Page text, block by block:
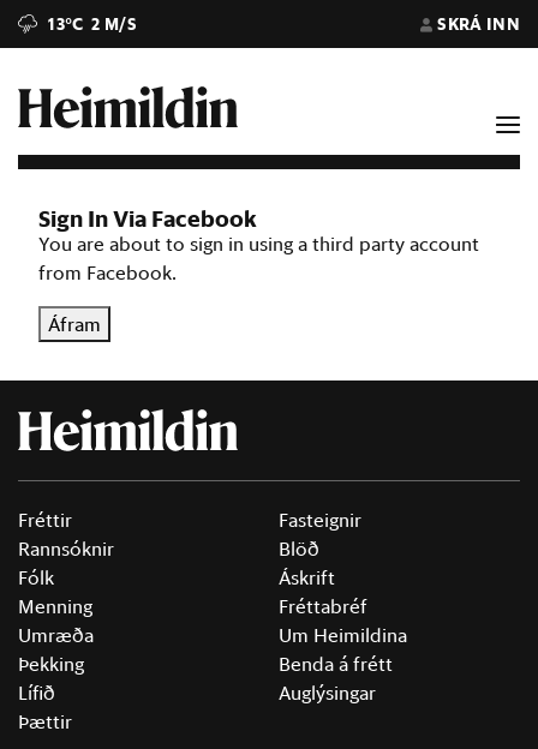
13°C 2 M/S SKRÁ INN
Sign In Via Facebook
You are about to sign in using a third party account
from Facebook.
Áfram
Fréttir
Rannsóknir
Fólk
Menning
Umræða
Þekking
Lífið
Þættir
Fasteignir
Blöð
Áskrift
Fréttabréf
Um Heimildina
Benda á frétt
Auglýsingar